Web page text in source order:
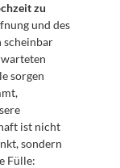
zu
und des
scheinbar
sorgen
ist nicht
sondern
Fülle: